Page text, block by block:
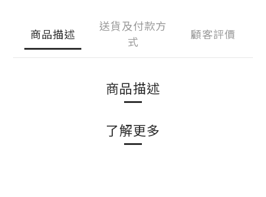
商品描述
送貨及付款方
式
顧客評價
商品描述
了解更多